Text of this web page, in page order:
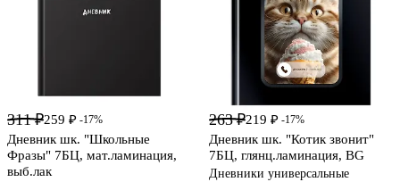
311 ₽259 ₽ -17%
Дневник шк. "Школьные
Фразы" 7БЦ, мат.ламинация,
выб.лак
263 ₽219 ₽ -17%
Дневник шк. "Котик звонит"
7БЦ, глянц.ламинация, BG
Дневники универсальные